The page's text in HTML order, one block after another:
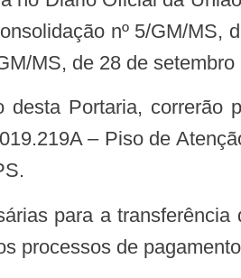
nº 5/GM/
MS, de 28 de setembro
– Piso de
processos de